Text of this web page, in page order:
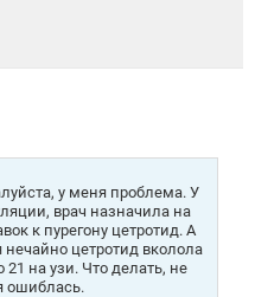
у меня проблема. У
врач назначила на
к пурегону цетротид. А
нечайно цетротид вколола
21 на узи. Что делать, не
ошиблась.